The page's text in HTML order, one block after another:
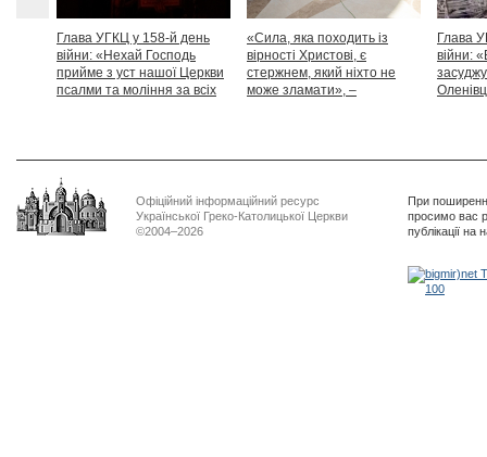
Глава УГКЦ у 158-й день
війни: «Нехай Господь
прийме з уст нашої Церкви
псалми та моління за всіх
«Сила, яка походить із
вірності Христові, є
стержнем, який ніхто не
може зламати», –
Глава
війни:
Офіційний інформаційний ресурс
Української Греко-Католицької Церкви
©2004–2026
При
просимо вас
публікації на